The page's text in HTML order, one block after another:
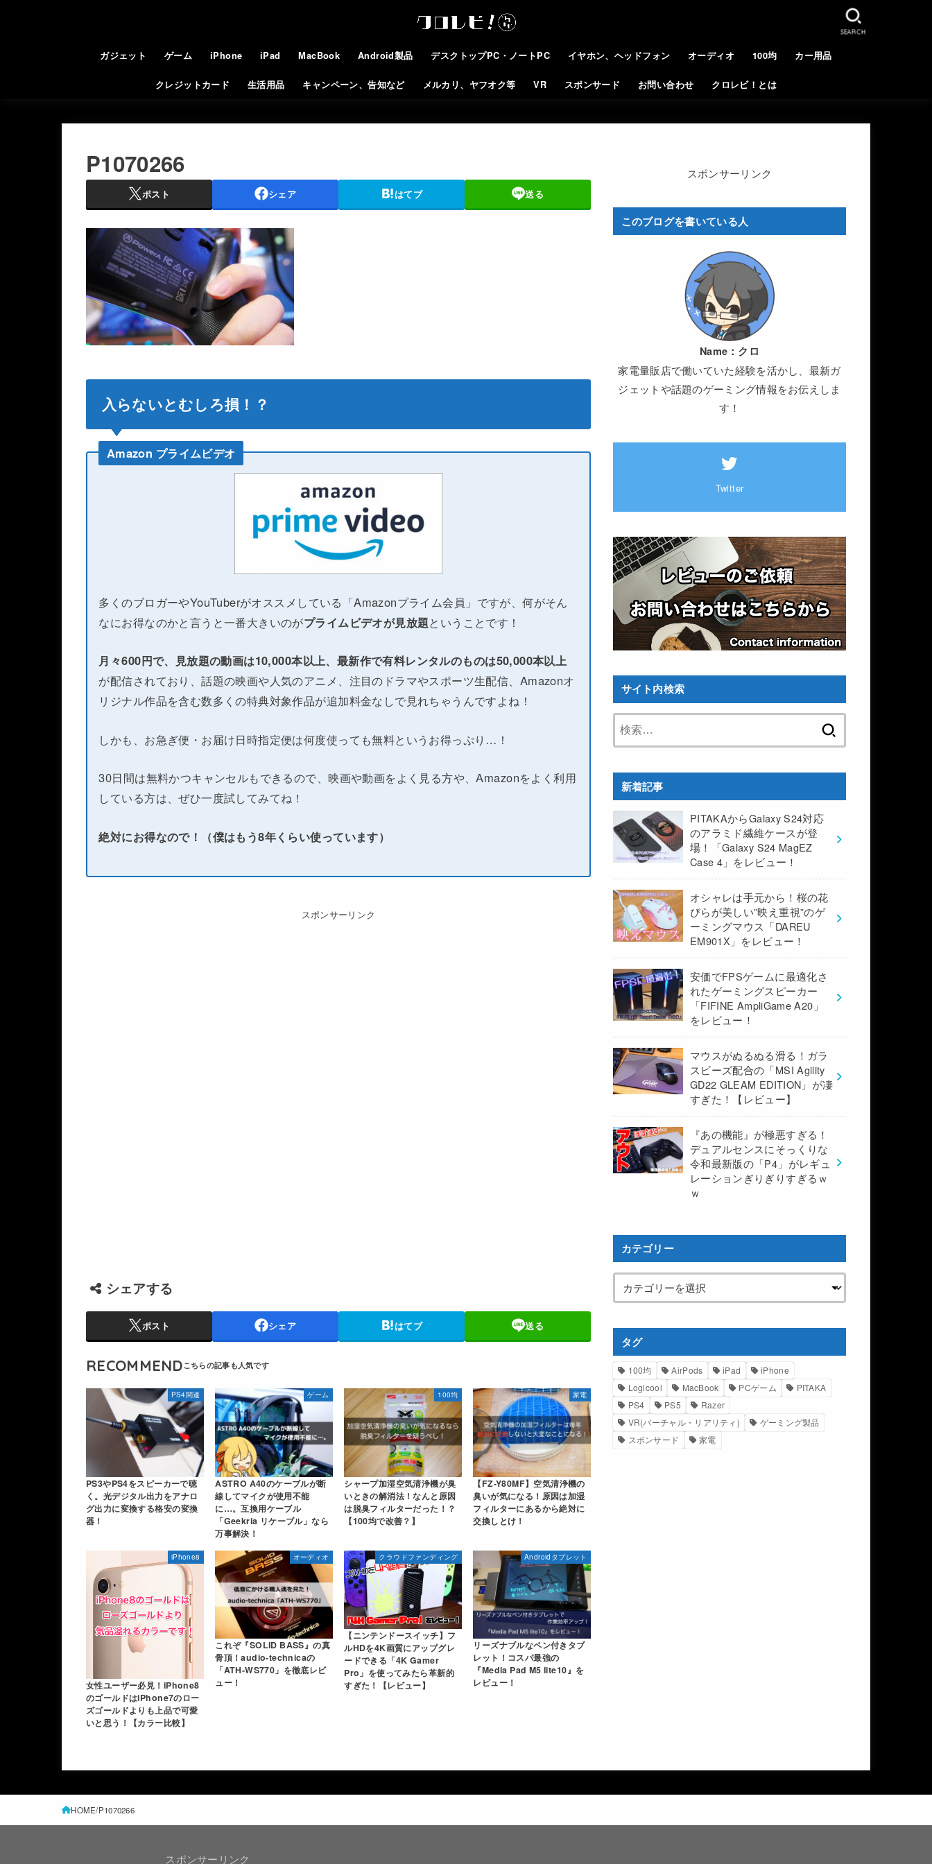
ガジェット ゲーム iPhone iPad MacBook Android製品 デスクトップPC・ノートPC イヤホン、ヘッドフォン オーディオ 100均 カー用品
クレジットカード 生活用品 キャンペーン、告知など メルカリ、ヤフオク等 VR スポンサード お問い合わせ クロレビ！とは
SEARCH
P1070266
ポスト シェア はてブ 送る
入らないとむしろ損！？
Amazon プライムビデオ
多くのブロガーやYouTuberがオススメしている「Amazonプライム会員」ですが、何がそん
なにお得なのかと言うと一番大きいのがプライムビデオが見放題ということです！
月々600円で、見放題の動画は10,000本以上、最新作で有料レンタルのものは50,000本以上
が配信されており、話題の映画や人気のアニメ、注目のドラマやスポーツ生配信、Amazonオ
リジナル作品を含む数多くの特典対象作品が追加料金なしで見れちゃうんですよね！
しかも、お急ぎ便・お届け日時指定便は何度使っても無料というお得っぷり…！
30日間は無料かつキャンセルもできるので、映画や動画をよく見る方や、Amazonをよく利用
している方は、ぜひ一度試してみてね！
絶対にお得なので！（僕はもう8年くらい使っています）
スポンサーリンク
シェアする
ポスト シェア はてブ 送る
RECOMMEND
PS4関連
PS3やPS4をスピーカーで聴
く。光デジタル出力をアナロ
グ出力に変換する格安の変換
器！
ゲーム
ASTRO A40のケーブルが断
線してマイクが使用不能
に…。互換用ケーブル
「Geekria リケーブル」なら
万事解決！
100均
シャープ加湿空気清浄機が臭
いときの解消法！なんと原因
は脱臭フィルターだった！？
【100均で改善？】
家電
【FZ-Y80MF】空気清浄機の
臭いが気になる！原因は加湿
フィルターにあるから絶対に
交換しとけ！
iPhone8
女性ユーザー必見！iPhone8
のゴールドはiPhone7のロー
ズゴールドよりも上品で可愛
いと思う！【カラー比較】
オーディオ
これぞ『SOLID BASS』の真
骨頂！audio-technicaの
「ATH-WS770」を徹底レビ
ュー！
クラウドファンディング
【ニンテンドースイッチ】フ
ルHDを4K画質にアップグレ
ードできる「4K Gamer
Pro」を使ってみたら革新的
すぎた！【レビュー】
Androidタブレット
リーズナブルなペン付きタブ
レット！コスパ最強の
『Media Pad M5 lite10』を
レビュー！
スポンサーリンク
このブログを書いている人
Name： クロ
家電量販店で働いていた経験を活かし、最新ガ
ジェットや話題のゲーミング情報をお伝えしま
す！
Twitter
サイト内検索
新着記事
PITAKAからGalaxy S24対応
のアラミド繊維ケースが登
場！「Galaxy S24 MagEZ
Case 4」をレビュー！
オシャレは手元から！桜の花
びらが美しい”映え重視”のゲ
ーミングマウス「DAREU
EM901X」をレビュー！
安価でFPSゲームに最適化さ
れたゲーミングスピーカー
「FIFINE AmpliGame A20」
をレビュー！
マウスがぬるぬる滑る！ガラ
スビーズ配合の「MSI Agility
GD22 GLEAM EDITION」が凄
すぎた！【レビュー】
『あの機能』が極悪すぎる！
デュアルセンスにそっくりな
令和最新版の「P4」がレギュ
レーションぎりぎりすぎるｗ
ｗ
カテゴリー
タグ
100均 AirPods iPad
iPhone
Logicool
MacBook PCゲーム
PITAKA
PS4
PS5
Razer
VR(バーチャル・リアリティ)
ゲーミング製品
スポンサード
家電
HOME P1070266
スポンサーリンク